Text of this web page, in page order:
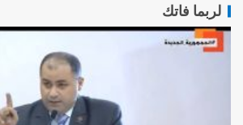
لربما فاتك